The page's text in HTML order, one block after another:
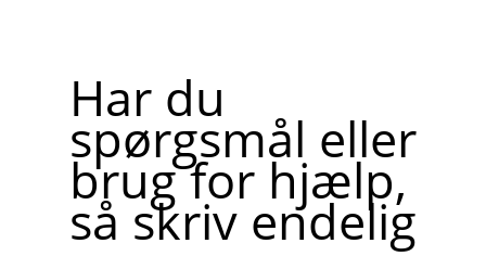
Har du
spørgsmål eller
brug for hjælp,
så skriv endelig